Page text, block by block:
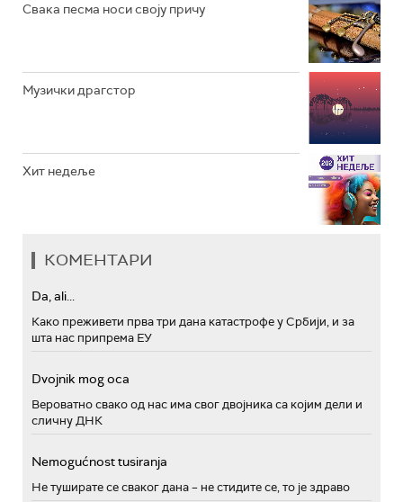
Свака песма носи своју причу
Музички драгстор
Хит недеље
КОМЕНТАРИ
Da, ali...
Како преживети прва три дана катастрофе у Србији, и за
шта нас припрема ЕУ
Dvojnik mog oca
Вероватно свако од нас има свог двојника са којим дели и
сличну ДНК
Nemogućnost tusiranja
Не туширате се сваког дана – не стидите се, то је здраво